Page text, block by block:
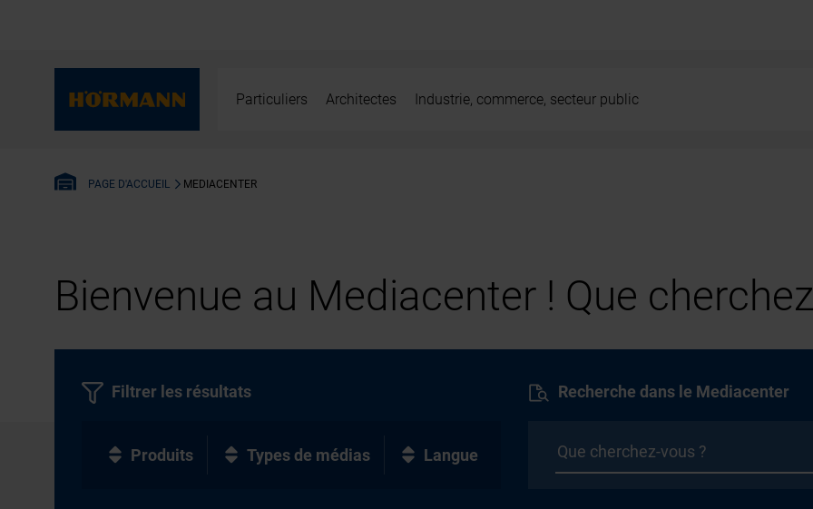
Particuliers Architectes Industrie, commerce, secteur public
PAGE D'ACCUEIL MEDIACENTER
Bienvenue au Mediacenter ! Que
Recherche dans le Mediacenter
Filtrer les résultats
Produits Types de médias Langue